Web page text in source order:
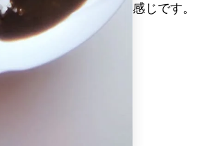
感じです。